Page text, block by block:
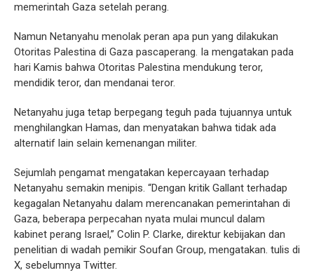
memerintah Gaza setelah perang.
Namun Netanyahu menolak peran apa pun yang dilakukan
Otoritas Palestina di Gaza pascaperang. Ia mengatakan pada
hari Kamis bahwa Otoritas Palestina mendukung teror,
mendidik teror, dan mendanai teror.
Netanyahu juga tetap berpegang teguh pada tujuannya untuk
menghilangkan Hamas, dan menyatakan bahwa tidak ada
alternatif lain selain kemenangan militer.
Sejumlah pengamat mengatakan kepercayaan terhadap
Netanyahu semakin menipis. “Dengan kritik Gallant terhadap
kegagalan Netanyahu dalam merencanakan pemerintahan di
Gaza, beberapa perpecahan nyata mulai muncul dalam
kabinet perang Israel,” Colin P. Clarke, direktur kebijakan dan
penelitian di wadah pemikir Soufan Group, mengatakan. tulis di
X, sebelumnya Twitter.